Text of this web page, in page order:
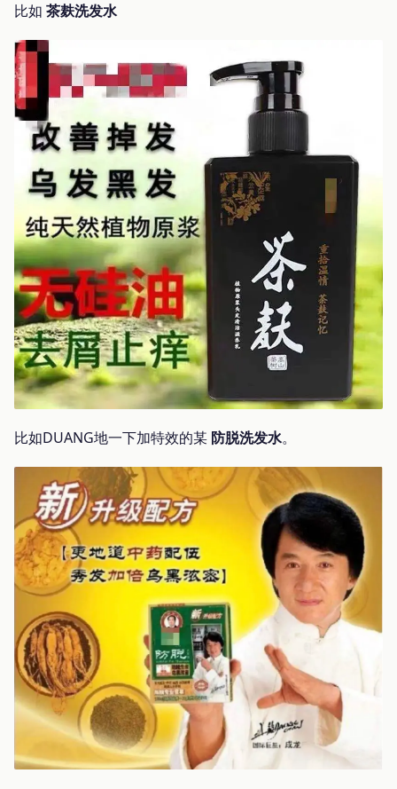
比如 茶麸洗发水
比如DUANG地一下加特效的某 防脱洗发水。